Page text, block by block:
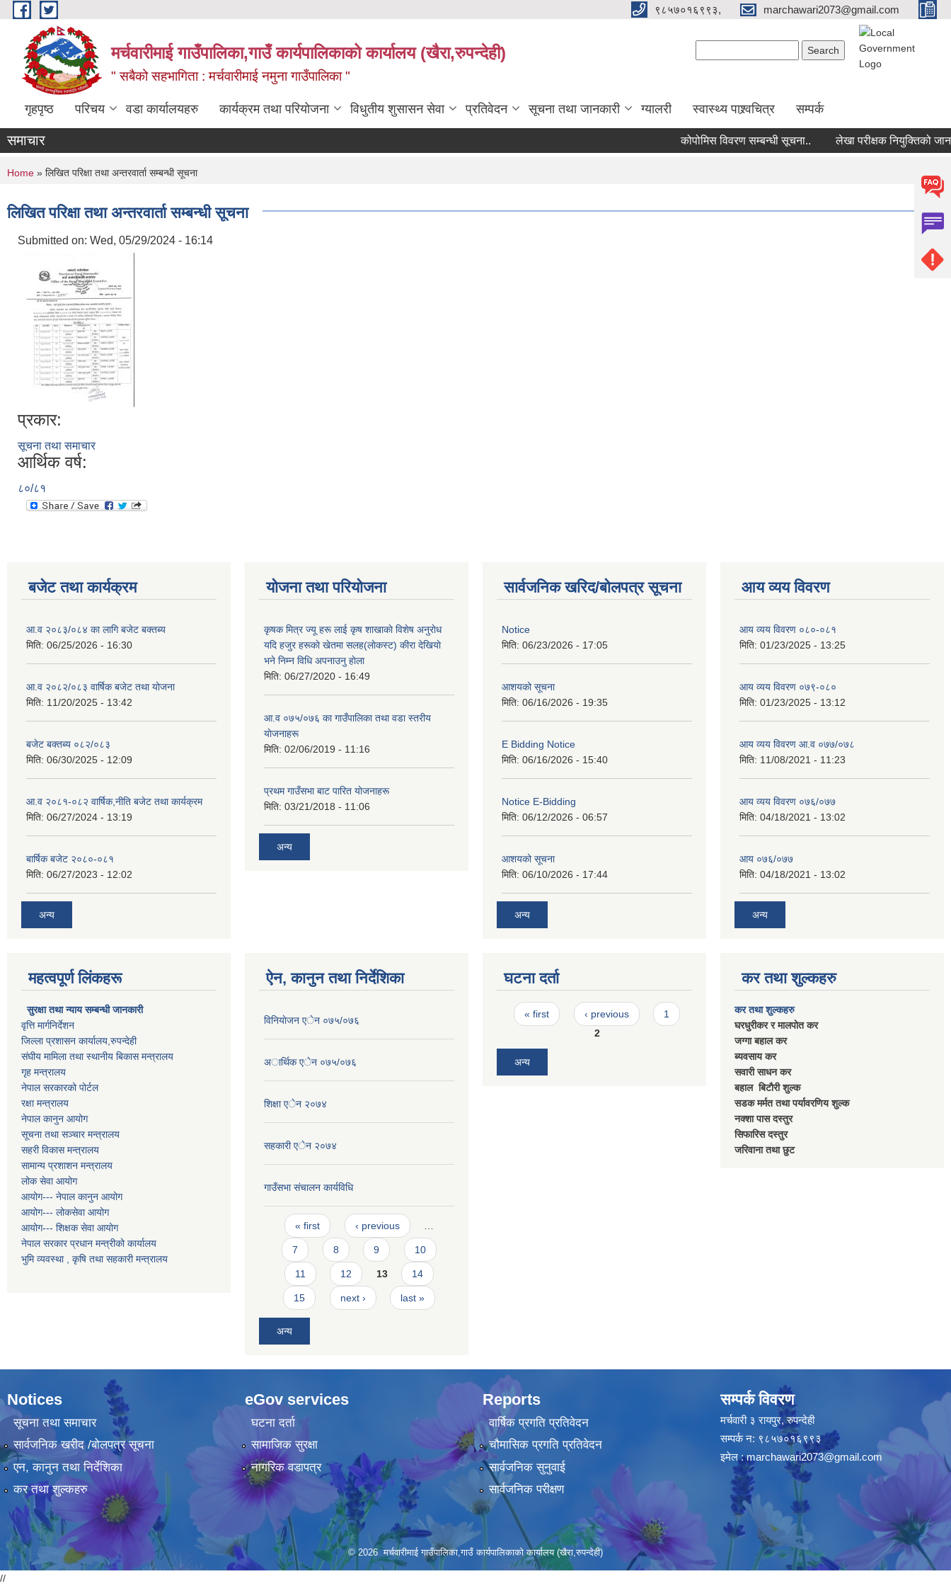
Skip to main content ९८५७०१६९९३, marchawari2073@gmail.com
मर्चवारीमाई गाउँपालिका,गाउँ कार्यपालिकाको कार्यालय (खैरा,रुपन्देही)
" सबैको सहभागिता : मर्चवारीमाई नमुना गाउँपालिका "
गृहपृष्ठ परिचय वडा कार्यालयहरु कार्यक्रम तथा परियोजना विधुतीय शुसासन सेवा प्रतिवेदन सूचना तथा जानकारी ग्यालरी स्वास्थ्य पाश्र्वचित्र सम्पर्क
समाचार कोपोमिस विवरण सम्बन्धी सूचना.. लेखा परीक्षक नियुक्तिको
You are here
Home » लिखित परिक्षा तथा अन्तरवार्ता सम्बन्धी सूचना
लिखित परिक्षा तथा अन्तरवार्ता सम्बन्धी सूचना
Submitted on: Wed, 05/29/2024 - 16:14
प्रकार:
सूचना तथा समाचार
आर्थिक वर्ष:
८०/८१
बजेट तथा कार्यक्रम
आ.व २०८३/०८४ का लागि बजेट बक्तब्य
मिति: 06/25/2026 - 16:30
आ.व २०८२/०८३ वार्षिक बजेट तथा योजना
मिति: 11/20/2025 - 13:42
बजेट बक्तब्य ०८२/०८३
मिति: 06/30/2025 - 12:09
आ.व २०८१-०८२ वार्षिक,नीति बजेट तथा कार्यक्रम
मिति: 06/27/2024 - 13:19
बार्षिक बजेट २०८०-०८१
मिति: 06/27/2023 - 12:02
अन्य
योजना तथा परियोजना
कृषक मित्र ज्यू हरू लाई कृष शाखाकाे विशेष अनुराेध
यदि हजुर हरूकाे खेतमा सलह(लाेकस्ट) कीरा देखियाे
भने निम्न विधि अपनाउनु हाेला
मिति: 06/27/2020 - 16:49
आ‍.व ०७५/०७६ का गाउँपालिका तथा वडा स्तरीय
याेजनाहरू
मिति: 02/06/2019 - 11:16
प्रथम गाउँसभा बाट पारित याेजनाहरू
मिति: 03/21/2018 - 11:06
अन्य
सार्वजनिक खरिद/बोलपत्र सूचना
Notice
मिति: 06/23/2026 - 17:05
आशयको सूचना
मिति: 06/16/2026 - 19:35
E Bidding Notice
मिति: 06/16/2026 - 15:40
Notice E-Bidding
मिति: 06/12/2026 - 06:57
आशयको सूचना
मिति: 06/10/2026 - 17:44
अन्य
आय व्यय विवरण
आय व्यय विवरण ०८०-०८१
मिति: 01/23/2025 - 13:25
आय व्यय विवरण ०७९-०८०
मिति: 01/23/2025 - 13:12
आय व्यय विवरण आ.व ०७७/०७८
मिति: 11/08/2021 - 11:23
आय व्यय विवरण ०७६/०७७
मिति: 04/18/2021 - 13:02
आय ०७६/०७७
मिति: 04/18/2021 - 13:02
अन्य
महत्वपूर्ण लिंकहरू
सुरक्षा तथा न्याय सम्बन्धी जानकारी
वृत्ति मार्गनिर्देशन
जिल्ला प्रशासन कार्यालय,रुपन्देही
संघीय मामिला तथा स्थानीय बिकास मन्त्रालय
गृह मन्त्रालय
नेपाल सरकारको पोर्टल
रक्षा मन्त्रालय
नेपाल कानुन आयोग
सूचना तथा सञ्चार मन्त्रालय
सहरी विकास मन्त्रालय
सामान्य प्रशाशन मन्त्रालय
लोक सेवा आयोग
आयोग--- नेपाल कानुन आयोग
आयोग--- लोकसेवा आयोग
आयोग--- शिक्षक सेवा आयोग
नेपाल सरकार प्रधान मन्त्रीको कार्यालय
भुमि व्यवस्था , कृषि तथा सहकारी मन्त्रालय
ऐन, कानुन तथा निर्देशिका
विनियाेजन एेन ०७५/०७६
अार्थिक एेन ०७५/०७६
शिक्षा एेन २०७४
सहकारी एेन २०७४
गाउँसभा संचालन कार्यविधि
Pages
« first ‹ previous
7 8 9 10
11 12 13 14
15 next › last »
अन्य
घटना दर्ता
Pages
« first ‹ previous
1
2
अन्य
कर तथा शुल्कहरु
कर तथा शुल्कहरु
घरधुरीकर र मालपाेत कर
जग्गा बहाल कर
ब्यवसाय कर
सवारी साधन कर
बहाल बिटाैरी शुल्क
सडक मर्मत तथा पर्यावरणिय शुल्क
नक्शा पास दस्तुर
सिफारिस दस्तुर
जरिवाना तथा छुट
Notices
सूचना तथा समाचार
सार्वजनिक खरीद /बोलपत्र सूचना
एन, कानुन तथा निर्देशिका
कर तथा शुल्कहरु
eGov services
घटना दर्ता
सामाजिक सुरक्षा
नागरिक वडापत्र
Reports
वार्षिक प्रगति प्रतिवेदन
चौमासिक प्रगति प्रतिवेदन
सार्वजनिक सुनुवाई
सार्वजनिक परीक्षण
सम्पर्क विवरण
मर्चवारी ३ रायपुर, रुपन्देही
सम्पर्क न: ९८५७०१६९९३
इमेल :marchawari2073@gmail.com
© 2026 मर्चवारीमाई गाउँपालिका,गाउँ कार्यपालिकाको कार्यालय (खैरा,रुपन्देही)
//